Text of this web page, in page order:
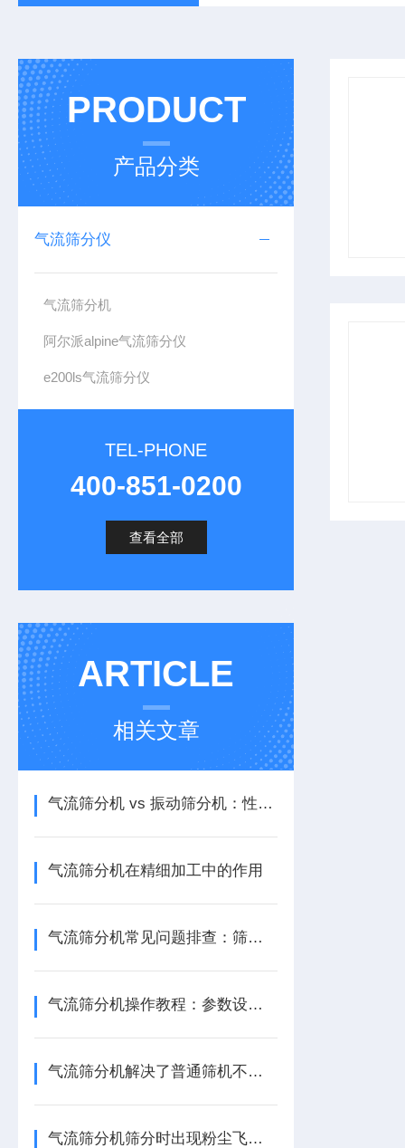
PRODUCT
产品分类
气流筛分仪
气流筛分机
阿尔派alpine气流筛分仪
e200ls气流筛分仪
TEL-PHONE
400-851-0200
查看全部
ARTICLE
相关文章
气流筛分机 vs 振动筛分机：性能差异、适用物料特性与筛分精度对比
气流筛分机在精细加工中的作用
气流筛分机常见问题排查：筛网堵塞、分级不均与风量不足的解决技巧
气流筛分机操作教程：参数设置、物料进料控制与筛分效果优化步骤
气流筛分机解决了普通筛机不能筛分的难题
气流筛分机筛分时出现粉尘飞扬怎么办？